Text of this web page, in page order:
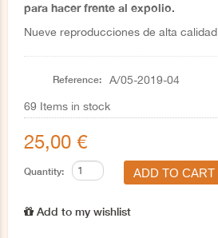
para hacer frente al expolio.
Nueve reproducciones de alta calidad
Reference: A/05-2019-04
69 Items in stock
25,00 €
Quantity:
Add to my wishlist